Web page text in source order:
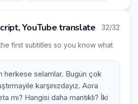
YouTube translate 32/32
first subtitles so you know what
herkese selamlar. Bugün çok
karşınızdayız. Aora
mı? Hangisi daha mantıklı? İki